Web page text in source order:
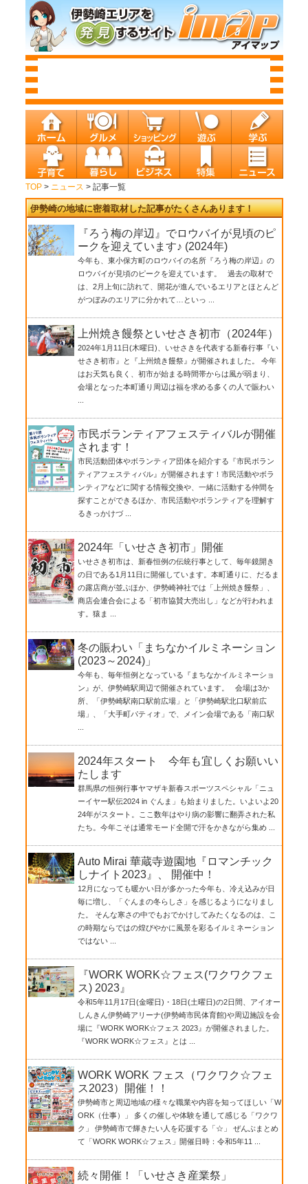
TOP> ニュース > 記事一覧
伊勢崎の地域に密着取材した記事がたくさんあります！
『ろう梅の岸辺』でロウバイが見頃のピ
ークを迎えています♪ (2024年)
今年も、東小保方町のロウバイの名所『ろう梅の岸辺』の
ロウバイが見頃のピークを迎えています。 過去の取材で
は、2月上旬に訪れて、開花が進んでいるエリアとほとんど
がつぼみのエリアに分かれて…といっ ...
上州焼き饅祭といせさき初市（2024年）
2024年1月11日(木曜日)、いせさきを代表する新春行事『い
せさき初市』と『上州焼き饅祭』が開催されました。 今年
はお天気も良く、初市が始まる時間帯からは風が弱まり、
会場となった本町通り周辺は福を求める多くの人で賑わい
市民ボランティアフェスティバルが開催
されます！
市民活動団体やボランティア団体を紹介する『市民ボラン
ティアフェスティバル』が開催されます！市民活動やボラ
ンティアなどに関する情報交換や、一緒に活動する仲間を
探すことができるほか、市民活動やボランティアを理解す
るきっかけづ ...
2024年「いせさき初市」開催
いせさき初市は、新春恒例の伝統行事として、毎年鏡開き
の日である1月11日に開催しています。本町通りに、だるま
の露店商が並ぶほか、伊勢崎神社では「上州焼き饅祭」、
商店会連合会による「初市協賛大売出し」などが行われま
す。猿ま ...
冬の賑わい「まちなかイルミネーション
(2023～2024)」
今年も、毎年恒例となっている『まちなかイルミネーショ
ン』が、伊勢崎駅周辺で開催されています。 会場は3か
所、「伊勢崎駅南口駅前広場」と「伊勢崎駅北口駅前広
場」、「大手町パティオ」で、メイン会場である「南口駅
2024年スタート 今年も宜しくお願いい
たします
群馬県の恒例行事ヤマザキ新春スポーツスペシャル「ニュ
ーイヤー駅伝2024 in ぐんま」も始まりました。いよいよ20
24年がスタート。ここ数年はやり病の影響に翻弄された私
たち。今年こそは通常モード全開で汗をかきながら集め ...
Auto Mirai 華蔵寺遊園地『ロマンチック
しナイト2023』、 開催中！
12月になっても暖かい日が多かった今年も、冷え込みが日
毎に増し、「ぐんまの冬らしさ」を感じるようになりまし
た。 そんな寒さの中でもおでかけしてみたくなるのは、こ
の時期ならではの煌びやかに風景を彩るイルミネーション
ではない ...
『WORK WORK☆フェス(ワクワクフェ
ス) 2023』
令和5年11月17日(金曜日)・18日(土曜日)の2日間、アイオー
しんきん伊勢崎アリーナ(伊勢崎市民体育館)や周辺施設を会
場に『WORK WORK☆フェス 2023』が開催されました。
『WORK WORK☆フェス』とは ...
WORK WORK フェス（ワクワク☆フェ
ス2023）開催！！
伊勢崎市と周辺地域の様々な職業や内容を知ってほしい「W
ORK（仕事）」 多くの催しや体験を通して感じる「ワクワ
ク」 伊勢崎市で輝きたい人を応援する「☆」 ぜんぶまとめ
て「WORK WORK☆フェス」開催日時：令和5年11 ...
続々開催！「いせさき産業祭」